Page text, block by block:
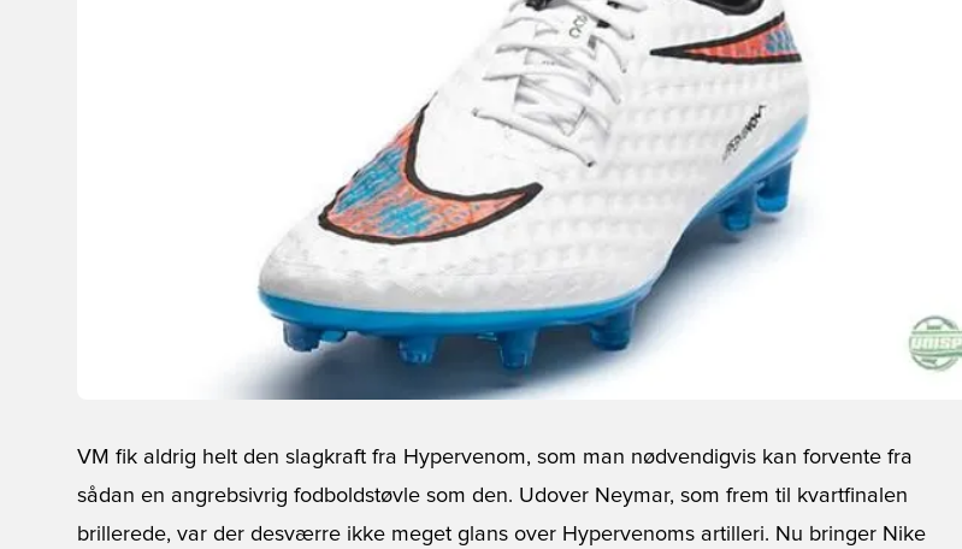
VM fik aldrig helt den slagkraft fra Hypervenom, som man nødvendigvis kan forvente fra
sådan en angrebsivrig fodboldstøvle som den. Udover Neymar, som frem til kvartfinalen
brillerede, var der desværre ikke meget glans over Hypervenoms artilleri. Nu bringer Nike